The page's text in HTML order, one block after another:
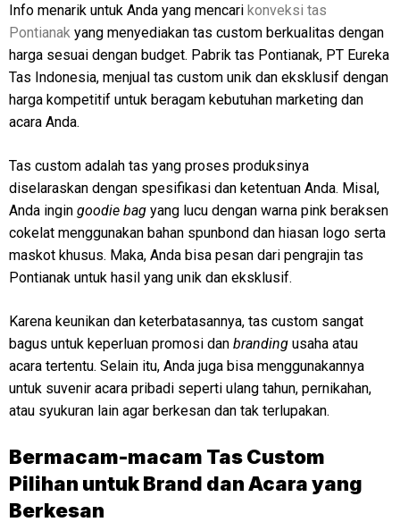
Info menarik untuk Anda yang mencari konveksi tas
Pontianak yang menyediakan tas custom berkualitas dengan
harga sesuai dengan budget. Pabrik tas Pontianak, PT Eureka
Tas Indonesia, menjual tas custom unik dan eksklusif dengan
harga kompetitif untuk beragam kebutuhan marketing dan
acara Anda.
Tas custom adalah tas yang proses produksinya
diselaraskan dengan spesifikasi dan ketentuan Anda. Misal,
Anda ingin goodie bag yang lucu dengan warna pink beraksen
cokelat menggunakan bahan spunbond dan hiasan logo serta
maskot khusus. Maka, Anda bisa pesan dari pengrajin tas
Pontianak untuk hasil yang unik dan eksklusif.
Karena keunikan dan keterbatasannya, tas custom sangat
bagus untuk keperluan promosi dan branding usaha atau
acara tertentu. Selain itu, Anda juga bisa menggunakannya
untuk suvenir acara pribadi seperti ulang tahun, pernikahan,
atau syukuran lain agar berkesan dan tak terlupakan.
Bermacam-macam Tas Custom
Pilihan untuk Brand dan Acara yang
Berkesan